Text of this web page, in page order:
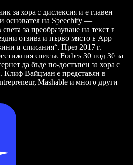
за хора с дислексия и е главен
основател на Speechify —
за преобразуване на текст в
отзива и първо място в App
и списания“. През 2017 г.
списък Forbes 30 под 30 за
да бъде по-достъпен за хора с
Клиф Вайцман е представян в
Mashable и много други